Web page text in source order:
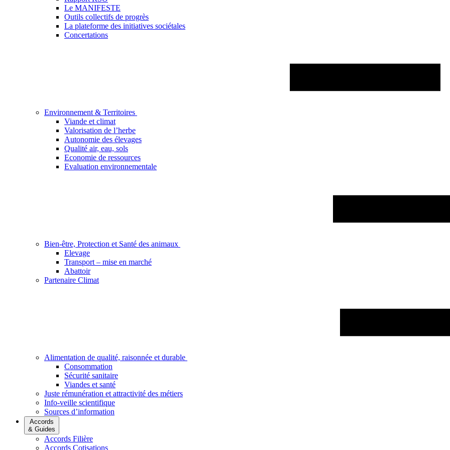
Le MANIFESTE
Outils collectifs de progrès
La plateforme des initiatives sociétales
Concertations
Environnement & Territoires
Viande et climat
Valorisation de l’herbe
Autonomie des élevages
Qualité air, eau, sols
Economie de ressources
Evaluation environnementale
Bien-être, Protection et Santé des animaux
Elevage
Transport – mise en marché
Abattoir
Partenaire Climat
Alimentation de qualité, raisonnée et durable
Consommation
Sécurité sanitaire
Viandes et santé
Juste rémunération et attractivité des métiers
Info-veille scientifique
Sources d’information
Accords
& Guides
Accords Filière
Accords Cotisations